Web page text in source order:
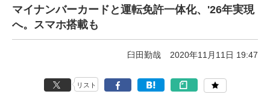
マイナンバーカードと運転免許一体化、'26年実現
へ。スマホ搭載も
臼田勤哉 2020年11月11日 19:47
リスト